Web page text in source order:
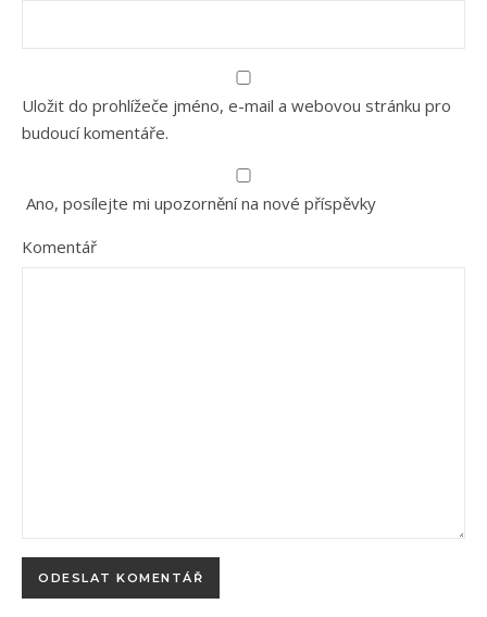
Uložit do prohlížeče jméno, e-mail a webovou stránku pro
budoucí komentáře.
Ano, posílejte mi upozornění na nové příspěvky
Komentář